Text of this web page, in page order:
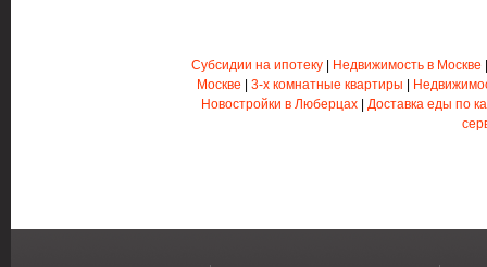
Субсидии на ипотеку Недвижимость в Москве
Москве
3-х комнатные квартиры
Новостройки в Люберцах| Доставка еды по